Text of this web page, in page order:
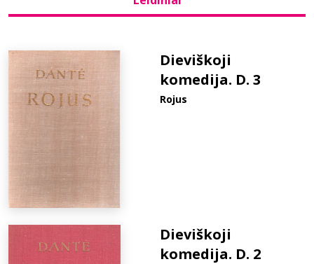
info@elvislab.lt
Dieviškoji
komedija. D. 3
Rojus
Dieviškoji
komedija. D. 2